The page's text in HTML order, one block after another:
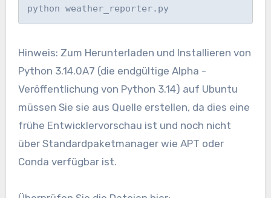
python weather_reporter.py
Hinweis: Zum Herunterladen und Installieren von
Python 3.14.0A7 (die endgültige Alpha -
Veröffentlichung von Python 3.14) auf Ubuntu
müssen Sie sie aus Quelle erstellen, da dies eine
frühe Entwicklervorschau ist und noch nicht
über Standardpaketmanager wie APT oder
Conda verfügbar ist.